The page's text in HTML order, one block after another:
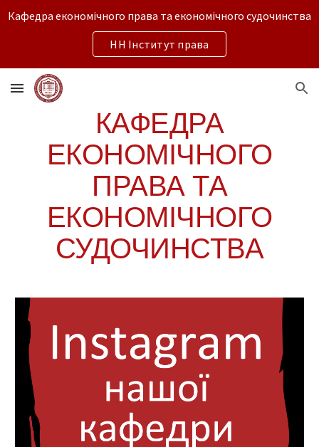
Skip to main content Skip to navigation
Кафедра економічного права та економічного судочинства
НН Інститут права
КАФЕДРА
ЕКОНОМІЧНОГО
ПРАВА ТА
ЕКОНОМІЧНОГО
СУДОЧИНСТВА